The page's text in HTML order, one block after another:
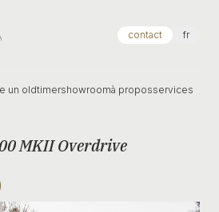
contact fr
un oldtimershowroomà proposservices
MKII Overdrive